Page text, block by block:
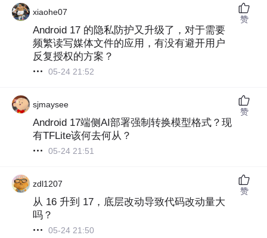
xiaohe07
Android 17 的隐私防护又升级了，对于需要
频繁读写媒体文件的应用，有没有避开用户
反复授权的方案？
05-24 21:52
赞
sjmaysee
Android 17端侧AI部署强制转换模型格式？现
有TFLite该何去何从？
05-24 21:51
赞
zdl1207
从 16 升到 17，底层改动导致代码改动量大
吗？
05-24 21:50
赞